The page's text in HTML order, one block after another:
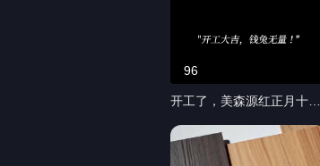
96
开工了，美森源红正月十二
心想事成，